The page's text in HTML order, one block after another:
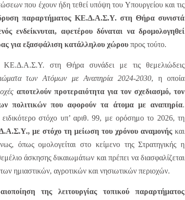
που έχουν ήδη τεθεί υπόψη του Υπουργείου και τις
παραρτήματος ΚΕ.Δ.Α.Σ.Υ. στη Θήρα συνιστά
ενδείκνυται, αφετέρου δύναται να δρομολογηθεί
για εξασφάλιση κατάλληλου χώρου προς τούτο.
ΚΕ.Δ.Α.Σ.Υ. στη Θήρα συνάδει με τις θεμελιώδεις
των Ατόμων με Αναπηρία 2024-2030, η οποία
αποτελούν προτεραιότητα για τον σχεδιασμό, τον
πολιτικών που αφορούν τα άτομα με αναπηρία.
στόχο υπ’ αριθ. 99, με ορόσημο το 2026, τη
με στόχο τη μείωση του χρόνου αναμονής και
όπως ομολογείται στο κείμενο της Στρατηγικής η
άσκησης δικαιωμάτων και πρέπει να διασφαλίζεται
ημιαστικών, αγροτικών και νησιωτικών περιοχών.
της λειτουργίας τοπικού παραρτήματος